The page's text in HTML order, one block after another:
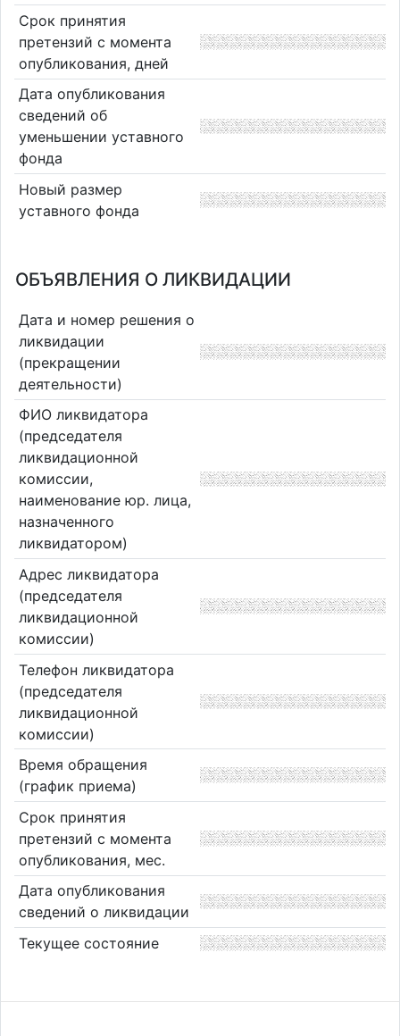
Срок принятия
претензий с момента
опубликования, дней
Дата опубликования
сведений об
уменьшении уставного
фонда
Новый размер
уставного фонда
ОБЪЯВЛЕНИЯ О ЛИКВИДАЦИИ
Дата и номер решения о
ликвидации
(прекращении
деятельности)
ФИО ликвидатора
(председателя
ликвидационной
комиссии,
наименование юр. лица,
назначенного
ликвидатором)
Адрес ликвидатора
(председателя
ликвидационной
комиссии)
Телефон ликвидатора
(председателя
ликвидационной
комиссии)
Время обращения
(график приема)
Срок принятия
претензий с момента
опубликования, мес.
Дата опубликования
сведений о ликвидации
Текущее состояние